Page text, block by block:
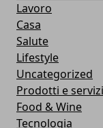
Lavoro
Casa
Salute
Lifestyle
Uncategorized
Prodotti e servizi
Food & Wine
Tecnologia